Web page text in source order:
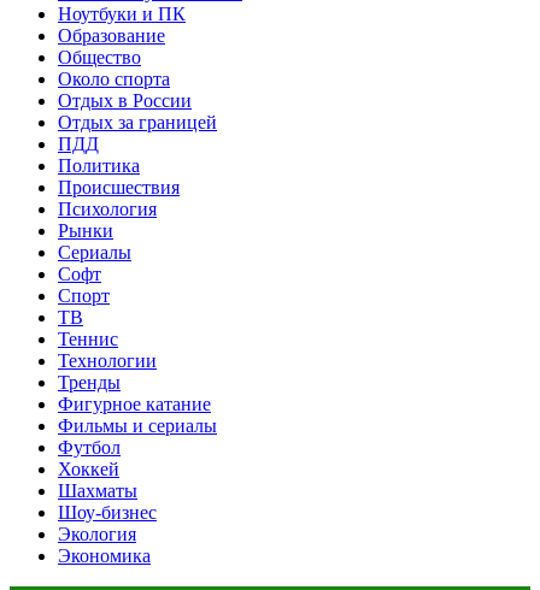
Ноутбуки и ПК
Образование
Общество
Около спорта
Отдых в России
Отдых за границей
ПДД
Политика
Происшествия
Психология
Рынки
Сериалы
Софт
Спорт
ТВ
Теннис
Технологии
Тренды
Фигурное катание
Фильмы и сериалы
Футбол
Хоккей
Шахматы
Шоу-бизнес
Экология
Экономика